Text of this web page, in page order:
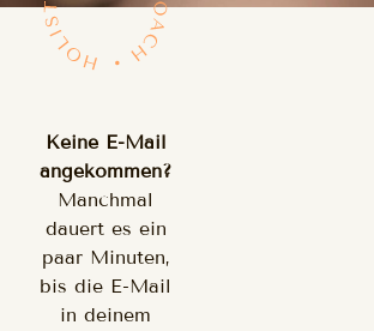
Keine E-Mail
angekommen?
Manchmal
dauert es ein
paar Minuten,
bis die E-Mail
in deinem